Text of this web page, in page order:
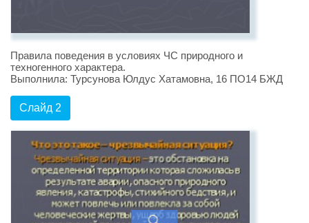
Правила поведения в условиях ЧС природного и
техногенного характера.
Выполнила: Турсунова Юлдус Хатамовна, 16 ПО14 БЖД
Слайд 2